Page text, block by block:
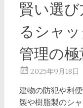
賢い選
るシャ
管理の極
2025年9月18日
建物の防犯や利
製や樹脂製のシ